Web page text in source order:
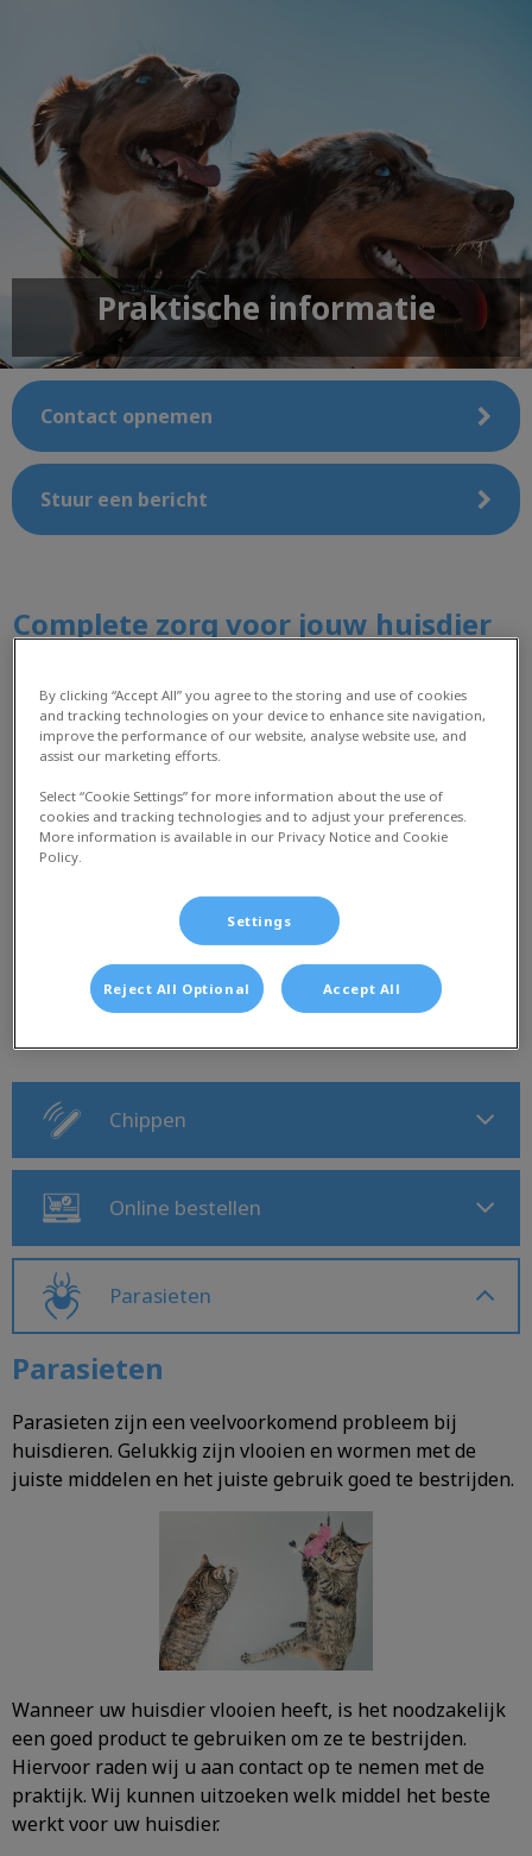
Praktische informatie
Contact opnemen
Stuur een bericht
Complete zorg voor jouw huisdier
De gezondheid van je huisdier vraagt om regelmatige
aandacht. Door tijdigevaccinatiesen regelmatige
controles kunnen veel gezondheidsproblemen vroeg
worden opgespoord of zelfs voorkomen. Je kunt bij ons
terecht voor vrijwel alle vormen van diergeneeskundige
zorg.
Op deze pagina vind je meer informatie over de
verschillende behandelingen en diensten die wij bieden.
Chippen
Online bestellen
Parasieten
Parasieten
Parasieten zijn een veelvoorkomend probleem bij
huisdieren. Gelukkig zijn vlooien en wormen met de
juiste middelen en het juiste gebruik goed te bestrijden.
Wanneer uw huisdier vlooien heeft, is het noodzakelijk
een goed product te gebruiken om ze te bestrijden.
Hiervoor raden wij u aan contact op te nemen met de
praktijk. Wij kunnen uitzoeken welk middel het beste
werkt voor uw huisdier.
By clicking “Accept All” you agree to the storing and use of cookies
and tracking technologies on your device to enhance site navigation,
improve the performance of our website, analyse website use, and
assist our marketing efforts.
Select “Cookie Settings” for more information about the use of
cookies and tracking technologies and to adjust your preferences.
More information is available in our Privacy Notice and Cookie
Policy.
Settings
Reject All Optional Accept All